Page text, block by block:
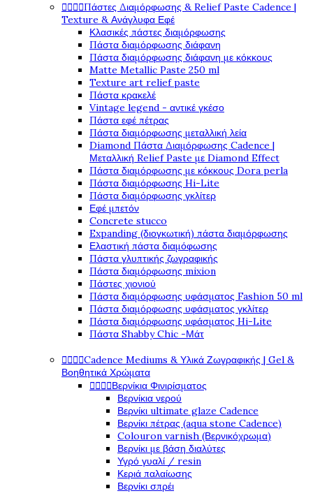
Πάστες Διαμόρφωσης & Relief Paste Cadence |
Texture & Ανάγλυφα Εφέ
Κλασικές πάστες διαμόρφωσης
Πάστα διαμόρφωσης διάφανη
Πάστα διαμόρφωσης διάφανη με κόκκους
Matte Metallic Paste 250 ml
Texture art relief paste
Πάστα κρακελέ
Vintage legend - αντικέ γκέσο
Πάστα εφέ πέτρας
Πάστα διαμόρφωσης μεταλλική λεία
Diamond Πάστα Διαμόρφωσης Cadence |
Μεταλλική Relief Paste με Diamond Effect
Πάστα διαμόρφωσης με κόκκους Dora perla
Πάστα διαμόρφωσης Hi-Lite
Πάστα διαμόρφωσης γκλίτερ
Εφέ μπετόν
Concrete stucco
Expanding (διογκωτική) πάστα διαμόρφωσης
Ελαστική πάστα διαμόφωσης
Πάστα γλυπτικής ζωγραφικής
Πάστα διαμόρφωσης mixion
Πάστες χιονιού
Πάστα διαμόρφωσης υφάσματος Fashion 50 ml
Πάστα διαμόρφωσης υφάσματος γκλίτερ
Πάστα διαμόρφωσης υφάσματος Hi-Lite
Πάστα Shabby Chic -Μάτ
Cadence Mediums & Υλικά Ζωγραφικής | Gel &
Βοηθητικά Χρώματα
Βερνίκια Φινιρίσματος
Βερνίκια νερού
Βερνίκι ultimate glaze Cadence
Βερνίκι πέτρας (aqua stone Cadence)
Colouron varnish (Βερνικόχρωμα)
Βερνίκι με βάση διαλύτες
Υγρό γυαλί / resin
Κεριά παλαίωσης
Βερνίκι σπρέι